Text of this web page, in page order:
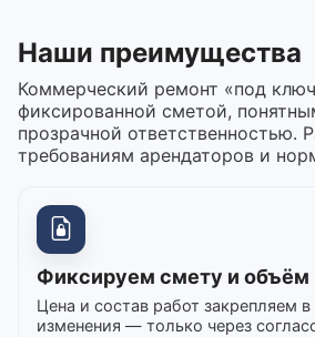
Наши преимущества
Коммерческий ремонт «под
фиксированной сметой,
прозрачной ответственностью.
требованиям арендаторов и
Фиксируем смету и объём
Цена и состав работ закрепляем
изменения — только через